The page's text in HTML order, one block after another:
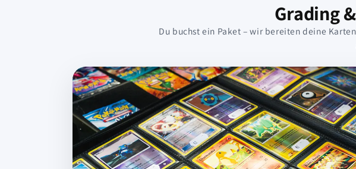
Grading
Du buchst ein Paket – wir bereiten deine